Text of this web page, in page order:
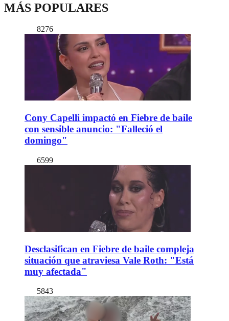
MÁS POPULARES
8276
Cony Capelli impactó en Fiebre de baile
con sensible anuncio: "Falleció el
domingo"
6599
Desclasifican en Fiebre de baile compleja
situación que atraviesa Vale Roth: "Está
muy afectada"
5843